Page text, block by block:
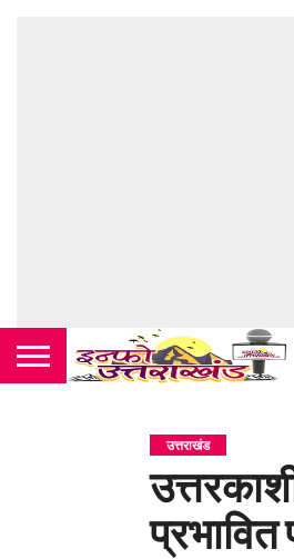
उत्तराखंड
प्रभावित